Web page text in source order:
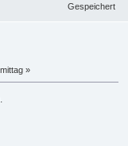
Gespeichert
»